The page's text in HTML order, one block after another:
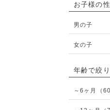
お子様の
男の子
女の子
年齢で絞
～6ヶ月（